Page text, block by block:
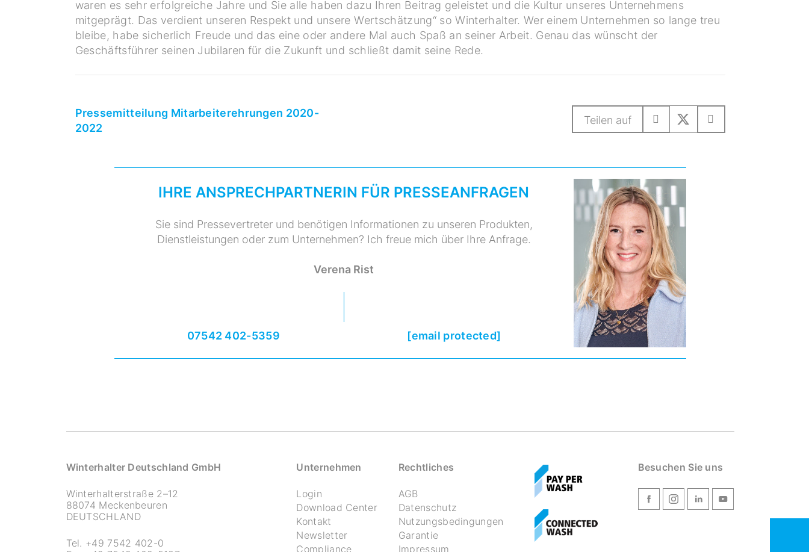
waren es sehr erfolgreiche Jahre und Sie alle haben dazu Ihren Beitrag geleistet und die Kultur unseres Unternehmens
mitgeprägt. Das verdient unseren Respekt und unsere Wertschätzung“ so Winterhalter. Wer einem Unternehmen so lange treu
bleibe, habe sicherlich Freude und das eine oder andere Mal auch Spaß an seiner Arbeit. Genau das wünscht der
Geschäftsführer seinen Jubilaren für die Zukunft und schließt damit seine Rede.
Pressemitteilung Mitarbeiterehrungen 2020-
2022
Teilen auf
IHRE ANSPRECHPARTNERIN FÜR PRESSEANFRAGEN
Sie sind Pressevertreter und benötigen Informationen zu unseren Produkten,
Dienstleistungen oder zum Unternehmen? Ich freue mich über Ihre Anfrage.
Verena Rist
07542 402-5359 [email protected]
Winterhalter Deutschland GmbH
Winterhalterstraße 2–12
88074 Meckenbeuren
DEUTSCHLAND
Tel. +49 7542 402-0
Unternehmen
Login
Download Center
Kontakt
Newsletter
Compliance
Rechtliches
AGB
Datenschutz
Nutzungsbedingungen
Garantie
Impressum
Besuchen Sie uns